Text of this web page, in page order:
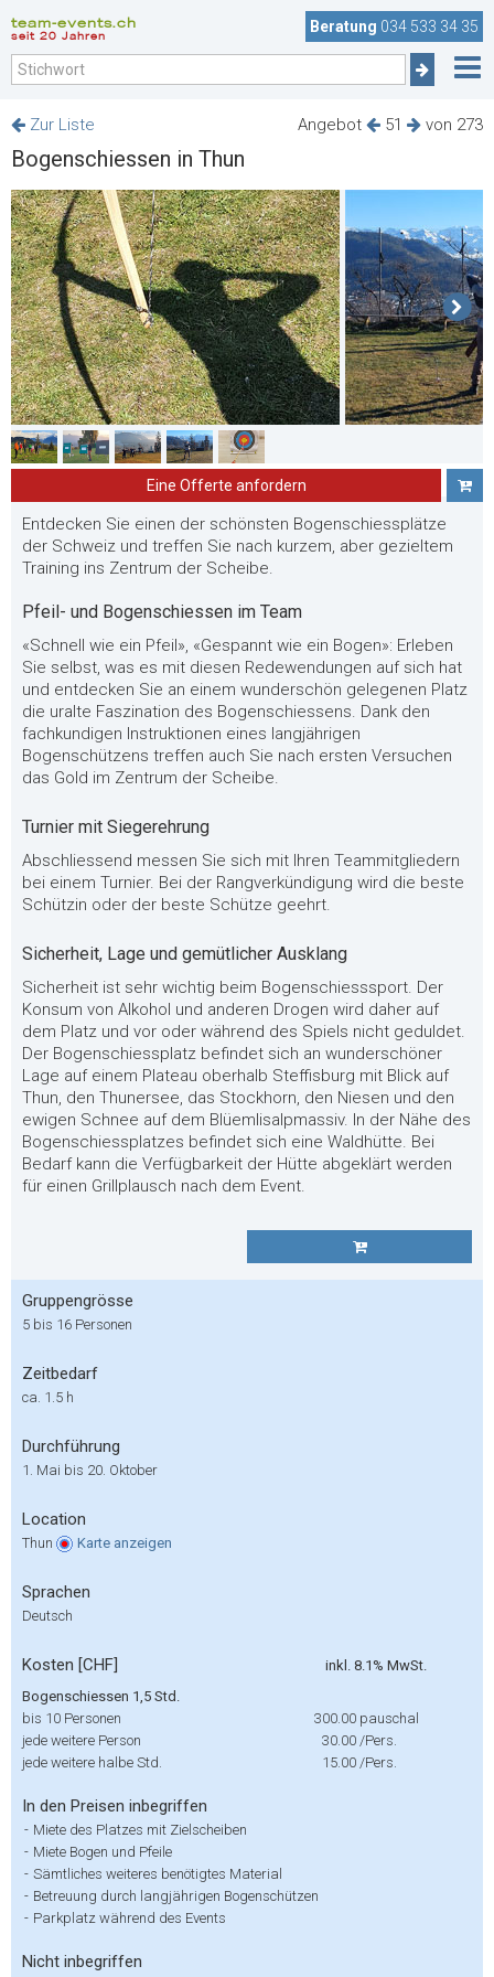
team-events.ch
seit 20 Jahren
Beratung 034 533 34 35
Angebot 51 von 273
Zur Liste
Bogenschiessen in Thun
Eine Offerte anfordern
Entdecken Sie einen der schönsten Bogenschiessplätze
der Schweiz und treffen Sie nach kurzem, aber gezieltem
Training ins Zentrum der Scheibe.
Pfeil- und Bogenschiessen im Team
«Schnell wie ein Pfeil», «Gespannt wie ein Bogen»: Erleben
Sie selbst, was es mit diesen Redewendungen auf sich hat
und entdecken Sie an einem wunderschön gelegenen Platz
die uralte Faszination des Bogenschiessens. Dank den
fachkundigen Instruktionen eines langjährigen
Bogenschützens treffen auch Sie nach ersten Versuchen
das Gold im Zentrum der Scheibe.
Turnier mit Siegerehrung
Abschliessend messen Sie sich mit Ihren Teammitgliedern
bei einem Turnier. Bei der Rangverkündigung wird die beste
Schützin oder der beste Schütze geehrt.
Sicherheit, Lage und gemütlicher Ausklang
Sicherheit ist sehr wichtig beim Bogenschiesssport. Der
Konsum von Alkohol und anderen Drogen wird daher auf
dem Platz und vor oder während des Spiels nicht geduldet.
Der Bogenschiessplatz befindet sich an wunderschöner
Lage auf einem Plateau oberhalb Steffisburg mit Blick auf
Thun, den Thunersee, das Stockhorn, den Niesen und den
ewigen Schnee auf dem Blüemlisalpmassiv. In der Nähe des
Bogenschiessplatzes befindet sich eine Waldhütte. Bei
Bedarf kann die Verfügbarkeit der Hütte abgeklärt werden
für einen Grillplausch nach dem Event.
Gruppengrösse
5 bis 16 Personen
Zeitbedarf
ca. 1.5 h
Durchführung
1. Mai bis 20. Oktober
Location
Thun Karte anzeigen
Sprachen
Deutsch
Kosten [CHF]
inkl. 8.1% MwSt.
Bogenschiessen 1,5 Std.
bis 10 Personen
300.00 pauschal
jede weitere Person
30.00 /Pers.
jede weitere halbe Std.
15.00 /Pers.
In den Preisen inbegriffen
- Miete des Platzes mit Zielscheiben
- Miete Bogen und Pfeile
- Sämtliches weiteres benötigtes Material
- Betreuung durch langjährigen Bogenschützen
- Parkplatz während des Events
Nicht inbegriffen